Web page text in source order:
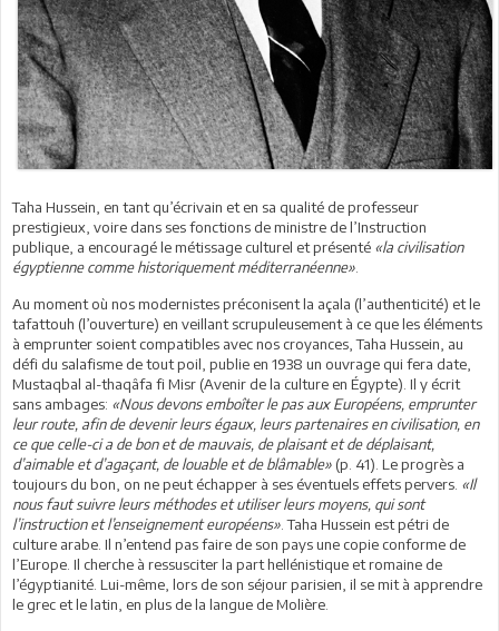
Taha Hussein, en tant qu’écrivain et en sa qualité de professeur
prestigieux, voire dans ses fonctions de ministre de l’Instruction
publique, a encouragé le métissage culturel et présenté «la civilisation
égyptienne comme historiquement méditerranéenne».
Au moment où nos modernistes préconisent la açala (l’authenticité) et le
tafattouh (l’ouverture) en veillant scrupuleusement à ce que les éléments
à emprunter soient compatibles avec nos croyances, Taha Hussein, au
défi du salafisme de tout poil, publie en 1938 un ouvrage qui fera date,
Mustaqbal al-thaqâfa fi Misr (Avenir de la culture en Égypte). Il y écrit
sans ambages: «Nous devons emboîter le pas aux Européens, emprunter
leur route, afin de devenir leurs égaux, leurs partenaires en civilisation, en
ce que celle-ci a de bon et de mauvais, de plaisant et de déplaisant,
d’aimable et d’agaçant, de louable et de blâmable» (p. 41). Le progrès a
toujours du bon, on ne peut échapper à ses éventuels effets pervers. «Il
nous faut suivre leurs méthodes et utiliser leurs moyens, qui sont
l’instruction et l’enseignement européens». Taha Hussein est pétri de
culture arabe. Il n’entend pas faire de son pays une copie conforme de
l’Europe. Il cherche à ressusciter la part hellénistique et romaine de
l’égyptianité. Lui-même, lors de son séjour parisien, il se mit à apprendre
le grec et le latin, en plus de la langue de Molière.